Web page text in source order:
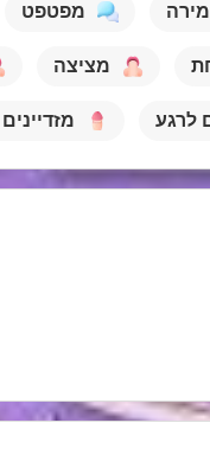
מפטפט
מציצה
לרגע